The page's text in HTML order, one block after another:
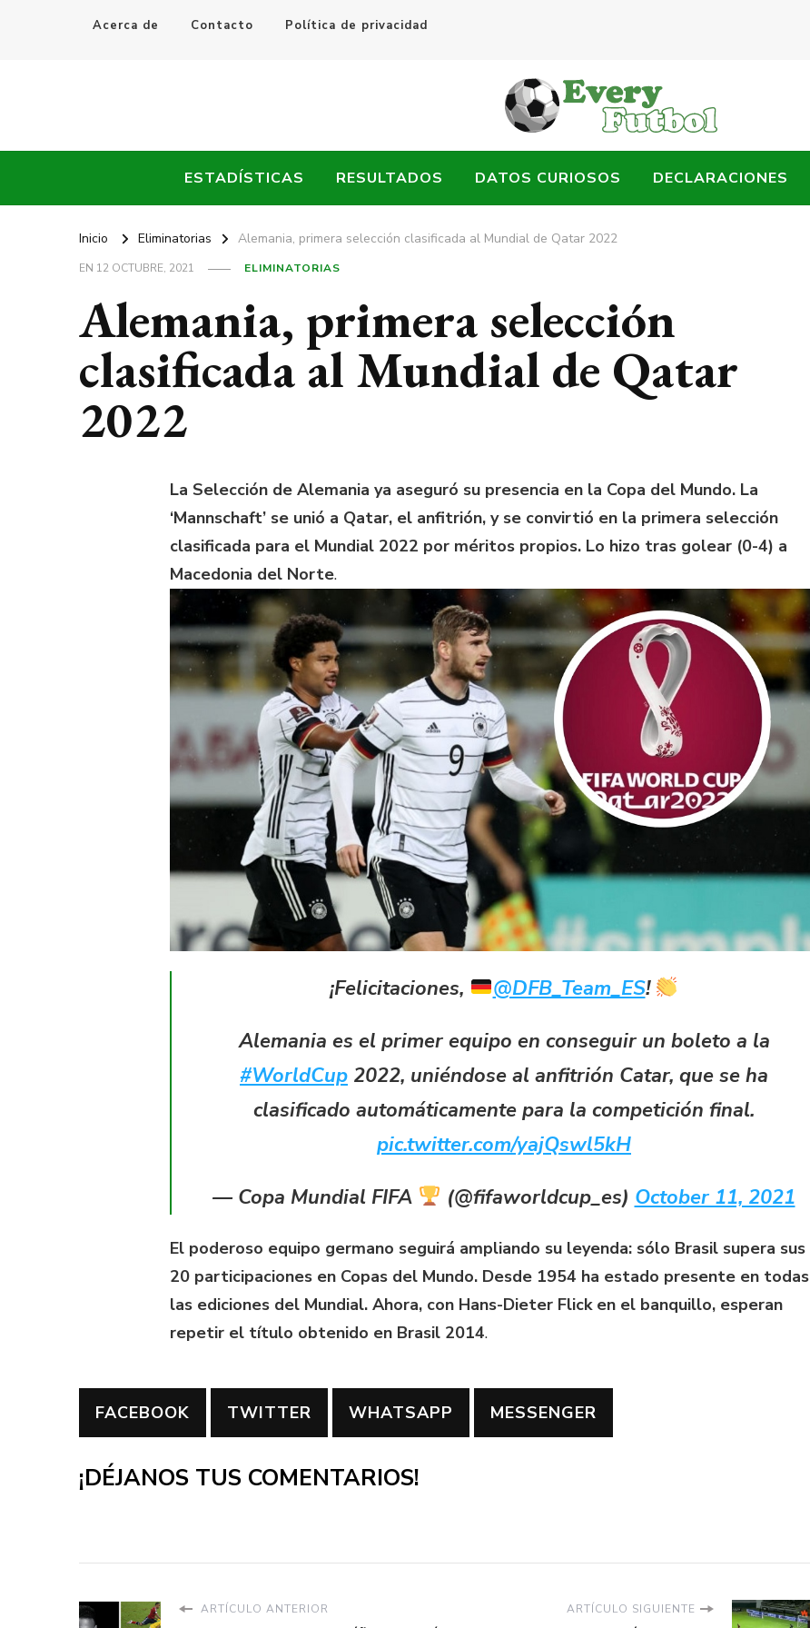
Acerca de Contacto Política de privacidad
Every Fútbol
ESTADÍSTICAS RESULTADOS DATOS CURIOSOS DECLARACIONES
Inicio Eliminatorias Alemania, primera selección clasificada al Mundial de Qatar 2022
EN 12 OCTUBRE, 2021 ELIMINATORIAS
Alemania, primera selección
clasificada al Mundial de Qatar
2022
La Selección de Alemania ya aseguró su presencia en la Copa del Mundo. La
‘Mannschaft’ se unió a Qatar, el anfitrión, y se convirtió en la primera selección
clasificada para el Mundial 2022 por méritos propios. Lo hizo tras golear (0-4) a
Macedonia del Norte.
¡Felicitaciones, @DFB_Team_ES!
Alemania es el primer equipo en conseguir un boleto a la
#WorldCup 2022, uniéndose al anfitrión Catar, que se ha
clasificado automáticamente para la competición final.
pic.twitter.com/yajQswl5kH
— Copa Mundial FIFA
(@fifaworldcup_es) October 11, 2021
El poderoso equipo germano seguirá ampliando su leyenda: sólo Brasil supera sus
20 participaciones en Copas del Mundo. Desde 1954 ha estado presente en todas
las ediciones del Mundial. Ahora, con Hans-Dieter Flick en el banquillo, esperan
repetir el título obtenido en Brasil 2014.
FACEBOOK TWITTER WHATSAPP MESSENGER
¡DÉJANOS TUS COMENTARIOS!
ARTÍCULO ANTERIOR ARTÍCULO SIGUIENTE